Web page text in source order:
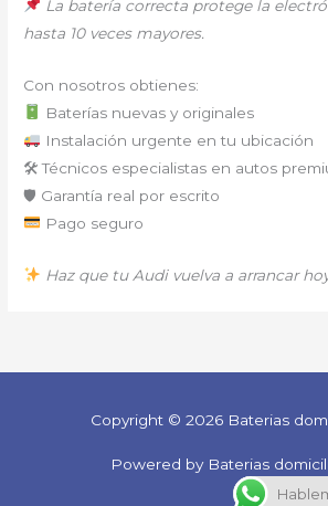
La batería correcta protege la
hasta 10 veces mayores.
Con nosotros obtienes:
Baterías nuevas y originales
Instalación urgente en tu ubicación
🛠 Técnicos especialistas en autos
🛡 Garantía real por escrito
Pago seguro
Haz que tu Audi vuelva a arrancar
Copyright © 2026 Baterias
Powered by Baterias